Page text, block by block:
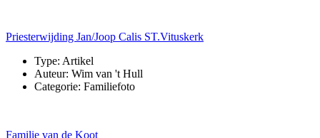
Priesterwijding Jan/Joop Calis ST.Vituskerk
Type: Artikel
Auteur: Wim van 't Hull
Categorie: Familiefoto
Familie van de Koot